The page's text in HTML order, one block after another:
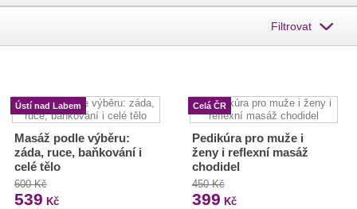
Filtrovat
Ústí nad Labem
Masáž podle výběru:
záda, ruce, baňkování i
celé tělo
600 Kč
539 Kč
Celá ČR
Pedikúra pro muže i
ženy i reflexní masáž
chodidel
450 Kč
399 Kč